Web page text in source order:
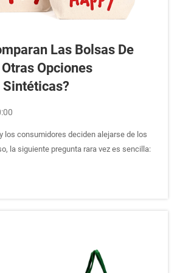
Las Bolsas De
Opciones
los consumidores deciden alejarse de los
la siguiente pregunta rara vez es sencilla:
ofrece realmente un mejor rendimiento,
bolsa de algodón ha ocupado durante